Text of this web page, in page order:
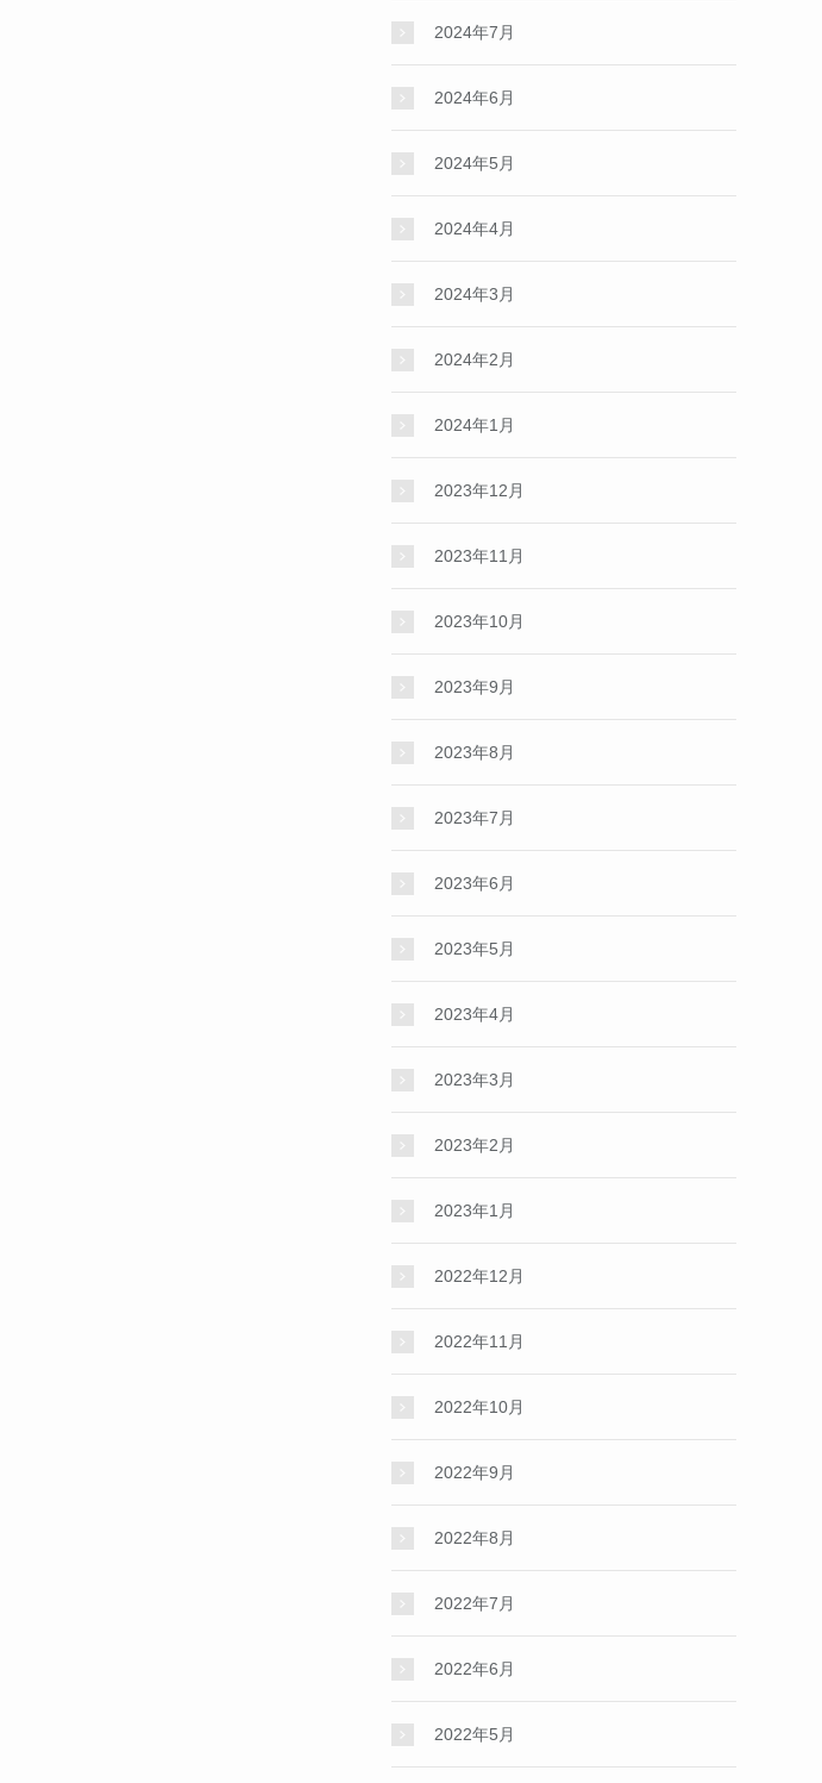
2024年7月
2024年6月
2024年5月
2024年4月
2024年3月
2024年2月
2024年1月
2023年12月
2023年11月
2023年10月
2023年9月
2023年8月
2023年7月
2023年6月
2023年5月
2023年4月
2023年3月
2023年2月
2023年1月
2022年12月
2022年11月
2022年10月
2022年9月
2022年8月
2022年7月
2022年6月
2022年5月